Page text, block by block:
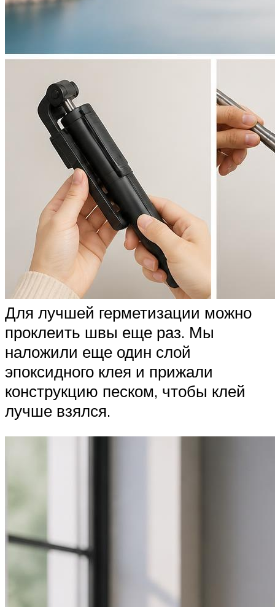
Для лучшей герметизации можно
проклеить швы еще раз. Мы
наложили еще один слой
эпоксидного клея и прижали
конструкцию песком, чтобы клей
лучше взялся.